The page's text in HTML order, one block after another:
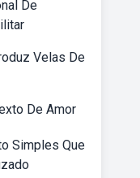
De
Velas De
De Amor
Simples Que